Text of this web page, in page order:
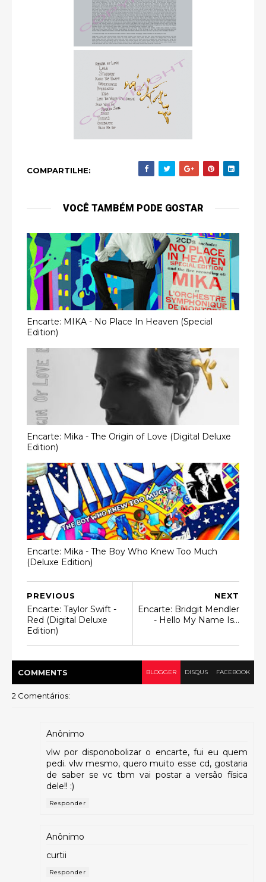
COMPARTILHE:
VOCÊ TAMBÉM PODE GOSTAR
Encarte: MIKA - No Place In Heaven (Special
Edition)
Encarte: Mika - The Origin of Love (Digital Deluxe
Edition)
Encarte: Mika - The Boy Who Knew Too Much
(Deluxe Edition)
NEXT
Encarte: Bridgit Mendler
- Hello My Name Is...
PREVIOUS
Encarte: Taylor Swift -
Red (Digital Deluxe
Edition)
COMMENTS BLOGGER DISQUS FACEBOOK
2 Comentários:
Anônimo
vlw por disponobolizar o encarte, fui eu quem
pedi. vlw mesmo, quero muito esse cd, gostaria
de saber se vc tbm vai postar a versão física
dele!! :)
Responder
Anônimo
curtii
Responder